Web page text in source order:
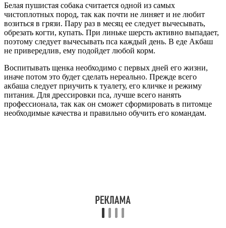
Белая пушистая собака считается одной из самых
чистоплотных пород, так как почти не линяет и не любит
возиться в грязи. Пару раз в месяц ее следует вычесывать,
обрезать когти, купать. При линьке шерсть активно выпадает,
поэтому следует вычесывать пса каждый день. В еде Акбаш
не привередлив, ему подойдет любой корм.
Воспитывать щенка необходимо с первых дней его жизни,
иначе потом это будет сделать нереально. Прежде всего
акбаша следует приучить к туалету, его кличке и режиму
питания. Для дрессировки пса, лучше всего нанять
профессионала, так как он сможет сформировать в питомце
необходимые качества и правильно обучить его командам.